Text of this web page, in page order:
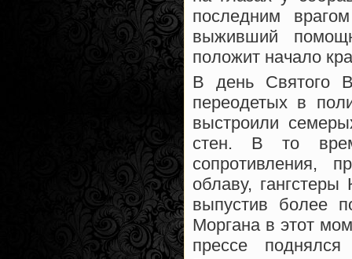
последним
выживший
положит начало
В день Святого
переодетых в
выстроили
стен. В то
сопротивления,
облаву,
выпустив более
Моргана в этот
прессе поднялся